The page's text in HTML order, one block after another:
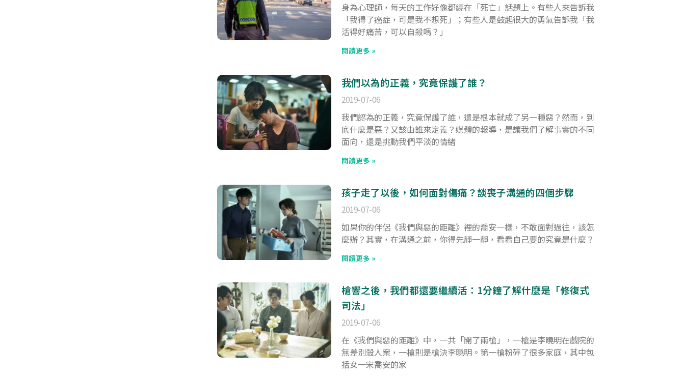
身為心理師，每天的工作好像都繞在「死亡」話題上。有些人來告訴我
「我得了癌症，可是我不想死」；有些人是鼓起很大的勇氣告訴我「我
活得好痛苦，可以自殺嗎？」
閱讀更多 »
我們以為的正義，究竟保護了誰？
2019-07-06
我們認為的正義，究竟保護了誰，還是根本就成了另一種惡？然而，到
底什麼是惡？又該由誰來定義？媒體的報導，是讓我們了解事實的不同
面向，還是挑動我們平淡的情緒
閱讀更多 »
孩子走了以後，如何面對傷痛？談喪子溝通的四個步驟
2019-07-06
如果你的伴侶《我們與惡的距離》裡的喬安一樣，不敢面對過往，該怎
麼辦？其實，在溝通之前，你得先靜一靜，看看自己要的究竟是什麼？
閱讀更多 »
槍響之後，我們都還要繼續活：1分鐘了解什麼是「修復式
司法」
2019-07-06
在《我們與惡的距離》中，一共「開了兩槍」，一槍是李曉明在戲院的
無差別殺人案，一槍則是槍決李曉明。第一槍粉碎了很多家庭，其中包
括女一宋喬安的家